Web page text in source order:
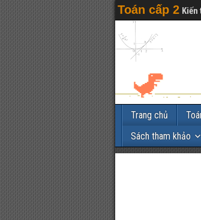
Toán cấp 2 Kiến
Trang chủ
Sách tham khảo